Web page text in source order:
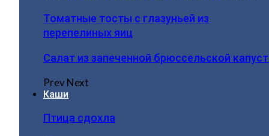
Томатные тосты с глазуньей из
перепелиных яиц
Салат из запеченной брюссельской
PrevNext
Каши
Птица сдохла